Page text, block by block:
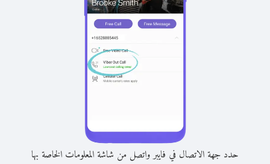
حدد جهة الاتصال في فايبر واتصل من شاشة المعلومات الخاصة بها